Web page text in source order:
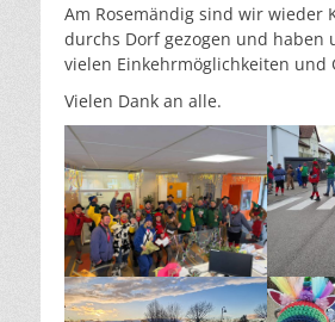
Am Rosemändig sind wir wieder
durchs Dorf gezogen und haben
vielen Einkehrmöglichkeiten und
Vielen Dank an alle.